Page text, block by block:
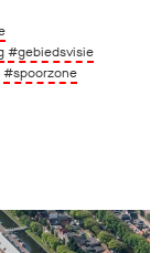
#gebiedsvisie
#spoorzone